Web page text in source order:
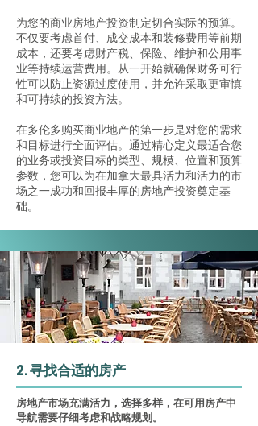
为您的商业房地产投资制定切合实际的预算。
不仅要考虑首付、成交成本和装修费用等前期
成本，还要考虑财产税、保险、维护和公用事
业等持续运营费用。从一开始就确保财务可行
性可以防止资源过度使用，并允许采取更审慎
和可持续的投资方法。
在多伦多购买商业地产的第一步是对您的需求
和目标进行全面评估。通过精心定义最适合您
的业务或投资目标的类型、规模、位置和预算
参数，您可以为在加拿大最具活力和活力的市
场之一成功和回报丰厚的房地产投资奠定基
础。
2. 寻找合适的房产
房地产市场充满活力，选择多样，在可用房产中
导航需要仔细考虑和战略规划。